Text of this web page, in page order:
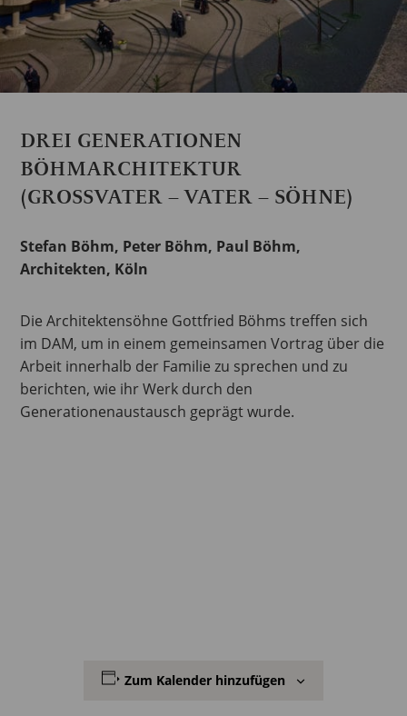
DREI GENERATIONEN
BÖHMARCHITEKTUR
(GROSSVATER – VATER – SÖHNE)
Stefan Böhm, Peter Böhm, Paul Böhm,
Architekten, Köln
Die Architektensöhne Gottfried Böhms treffen sich
im DAM, um in einem gemeinsamen Vortrag über die
Arbeit innerhalb der Familie zu sprechen und zu
berichten, wie ihr Werk durch den
Generationenaustausch geprägt wurde.
Zum Kalender hinzufügen